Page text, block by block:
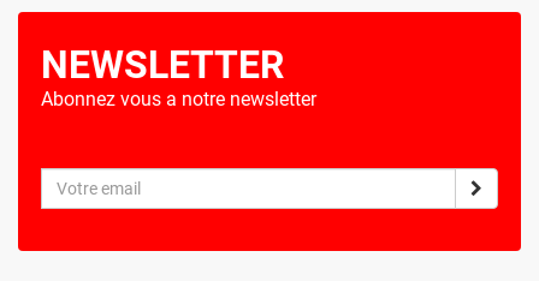
NEWSLETTER
Abonnez vous a notre newsletter